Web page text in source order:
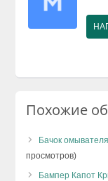
Похожие
Бачок
просмотров)
Бампер Капот